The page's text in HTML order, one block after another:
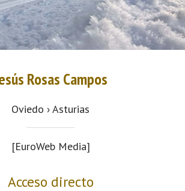
Rosas Campos
Oviedo › Asturias
[EuroWeb Media]
Acceso directo